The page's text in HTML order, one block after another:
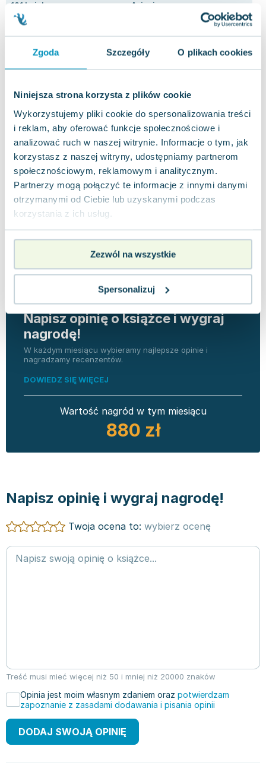
Zgoda Szczegóły O plikach cookies
Niniejsza strona korzysta z plików cookie
Wykorzystujemy pliki cookie do spersonalizowania treści
i reklam, aby oferować funkcje społecznościowe i
analizować ruch w naszej witrynie. Informacje o tym, jak
korzystasz z naszej witryny, udostępniamy partnerom
społecznościowym, reklamowym i analitycznym.
Partnerzy mogą połączyć te informacje z innymi danymi
otrzymanymi od Ciebie lub uzyskanymi podczas
korzystania z ich usług.
Zezwól na wszystkie
Spersonalizuj
101 bajek
praca zbiorowa Ewa Mirkowska,
5.0
Pakujemy jutro
Asiunia
Maciej Szymanowicz
0.0
Twarda Pakujemy jutro
Co
Opinie
użytkowników
0.0 0 ocen i 0
Napisz opinię o książce i wygraj
nagrodę!
W każdym miesiącu wybieramy najlepsze opinie i
nagradzamy recenzentów.
DOWIEDZ SIĘ WIĘCEJ
Wartość nagród w tym miesiącu
880 zł
Napisz opinię i wygraj nagrodę!
Twoja ocena to: wybierz ocenę
Treść musi mieć więcej niż 50 i mniej niż 20000 znaków
Opinia jest moim własnym zdaniem oraz potwierdzam
zapoznanie z zasadami dodawania i pisania opinii
DODAJ SWOJĄ OPINIĘ